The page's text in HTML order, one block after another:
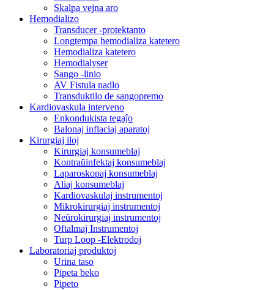
Skalpa vejna aro
Hemodializo
Transducer -protektanto
Longtempa hemodializa katetero
Hemodializa katetero
Hemodialyser
Sango -linio
AV Fistula nadlo
Transduktilo de sangopremo
Kardiovaskula interveno
Enkondukista tegaĵo
Balonaj inflaciaj aparatoj
Kirurgiaj iloj
Kirurgiaj konsumeblaj
Kontraŭinfektaj konsumeblaj
Laparoskopaj konsumeblaj
Aliaj konsumeblaj
Kardiovaskulaj instrumentoj
Mikrokirurgiaj instrumentoj
Neŭrokirurgiaj instrumentoj
Oftalmaj Instrumentoj
Turp Loop -Elektrodoj
Laboratoriaj produktoj
Urina taso
Pipeta beko
Pipeto